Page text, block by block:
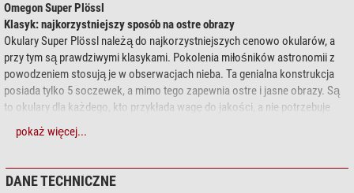
Omegon Super Plössl
Klasyk: najkorzystniejszy sposób na ostre obrazy
Okulary Super Plössl należą do najkorzystniejszych cenowo okularów, a
przy tym są prawdziwymi klasykami. Pokolenia miłośników astronomii z
powodzeniem stosują je w obserwacjach nieba. Ta genialna konstrukcja
posiada tylko 5 soczewek, a mimo tego zapewnia ostre i jasne obrazy. Są
to okulary dla każdego, kto przykłada wagę do jakości, a nie potrzebuje
drogich okularów z najwyższej półki.
dobrej jakości okulary - lepiej wykonane niż standardowe okulary z
pokaż więcej...
DANE TECHNICZNE